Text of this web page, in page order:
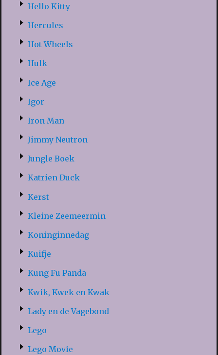
Hello Kitty
Hercules
Hot Wheels
Hulk
Ice Age
Igor
Iron Man
Jimmy Neutron
Jungle Boek
Katrien Duck
Kerst
Kleine Zeemeermin
Koninginnedag
Kuifje
Kung Fu Panda
Kwik, Kwek en Kwak
Lady en de Vagebond
Lego
Lego Movie